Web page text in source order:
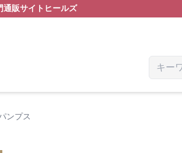
通販サイト ヒールズ
ンプス